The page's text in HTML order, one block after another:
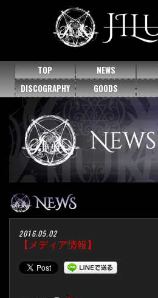
TOP NEWS
DISCOGRAPHY
GOODS
2016.05.02
【メディア情報】